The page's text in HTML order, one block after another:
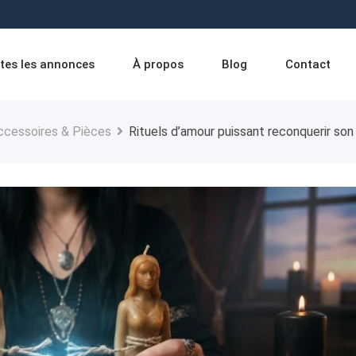
les annonces À propos Blog Contact
& Pièces Rituels d’amour puissant reconquerir